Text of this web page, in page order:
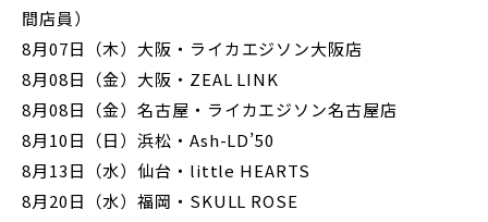
間店員）
8月07日（木）大阪・ライカエジソン大阪店
8月08日（金）大阪・ZEAL LINK
8月08日（金）名古屋・ライカエジソン名古屋店
8月10日（日）浜松・Ash-LD’50
8月13日（水）仙台・little HEARTS
8月20日（水）福岡・SKULL ROSE